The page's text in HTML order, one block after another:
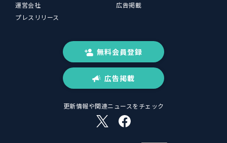
運営会社
広告掲載
プレスリリース
無料会員登録
広告掲載
更新情報や関連ニュースをチェック